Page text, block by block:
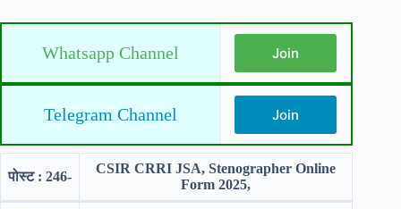
Whatsapp Channel Join
Telegram Channel Join
पोस्ट : 246-
CSIR CRRI JSA, Stenographer Online
Form 2025,